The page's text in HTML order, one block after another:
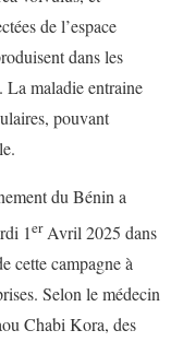
de l’espace
dans les
La maladie entraine
pouvant
du Bénin a
1erAvril 2025 dans
cette campagne à
Selon le médecin
Chabi Kora, des